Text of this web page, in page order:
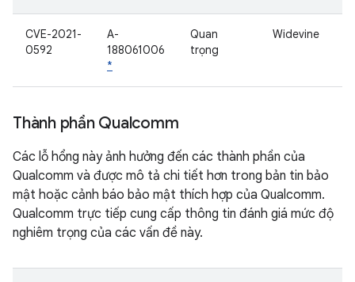
CVE-2021-
0592
A-
188061006
*
Quan
trọng
Widevine
Thành phần Qualcomm
Các lỗ hổng này ảnh hưởng đến các thành phần của
Qualcomm và được mô tả chi tiết hơn trong bản tin bảo
mật hoặc cảnh báo bảo mật thích hợp của Qualcomm.
Qualcomm trực tiếp cung cấp thông tin đánh giá mức độ
nghiêm trọng của các vấn đề này.